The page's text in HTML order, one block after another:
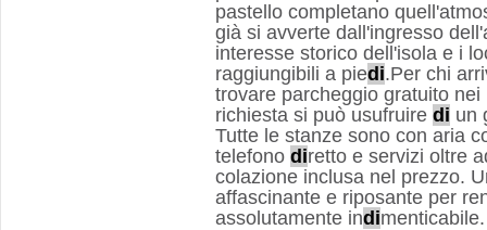
pastello completano
già si avverte dall'ingresso
interesse storico dell'isola e i
raggiungibili a piedi.Per chi
trovare parcheggio gratuito
richiesta si può usufruire di un
Tutte le stanze sono con aria
telefono diretto e servizi oltre
colazione inclusa nel prezzo.
affascinante e riposante per
assolutamente indimenticabile.